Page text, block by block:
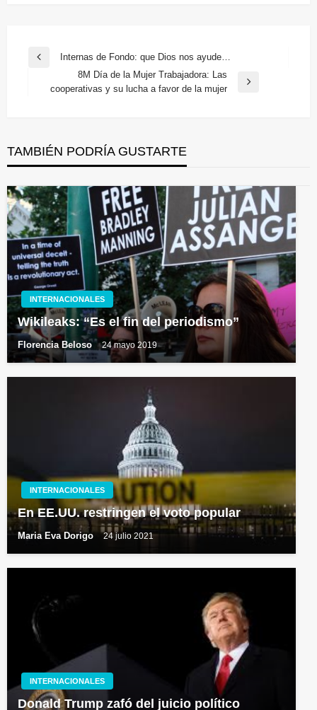
Navegación
entradas
Entrada
Internas de Fondo: que Dios nos ayude…
Entrada
8M Día de la Mujer Trabajadora: Las
cooperativas y su lucha a favor de la mujer
TAMBIÉN PODRÍA GUSTARTE
INTERNACIONALES
Wikileaks: “Es el fin del periodismo”
Florencia Beloso 24 mayo 2019
INTERNACIONALES
En EE.UU. restringen el voto popular
Maria Eva Dorigo 24 julio 2021
INTERNACIONALES
Donald Trump zafó del juicio político